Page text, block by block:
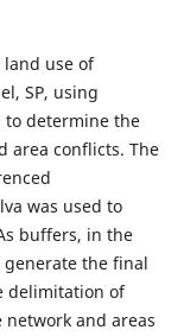
use of
SP, using
to determine the
area conflicts. The
was used to
buffers, in the
the final
delimitation of
and areas